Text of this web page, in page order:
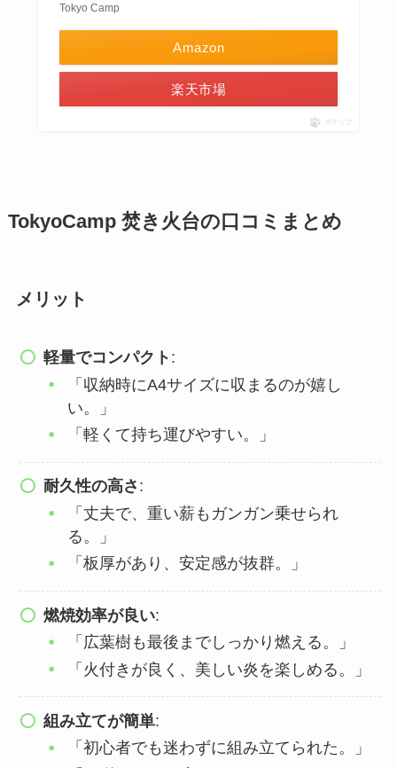
Tokyo Camp
Amazon
楽天市場
ポチップ
TokyoCamp 焚き火台の口コミまとめ
メリット
軽量でコンパクト :
「収納時にA4サイズに収まるのが嬉し
い。」
「軽くて持ち運びやすい。」
耐久性の高さ :
「丈夫で、重い薪もガンガン乗せられ
る。」
「板厚があり、安定感が抜群。」
燃焼効率が良い:
「広葉樹も最後までしっかり燃える。」
「火付きが良く、美しい炎を楽しめる。」
組み立てが簡単:
「初心者でも迷わずに組み立てられた。」